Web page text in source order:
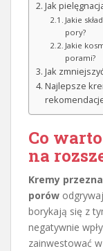
Jak
Jakie
pory?
Jakie
porami?
Jak
Najlepsze
Co
na
Kremy
porów
borykają się z
negatywnie
zainwestować